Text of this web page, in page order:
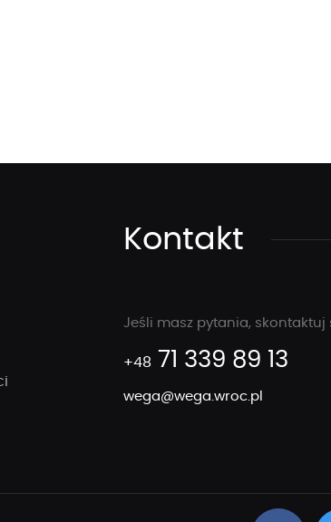
Kontakt
Jeśli masz pytania, skontaktuj
+48 71 339 89 13
wega@wega.wroc.pl